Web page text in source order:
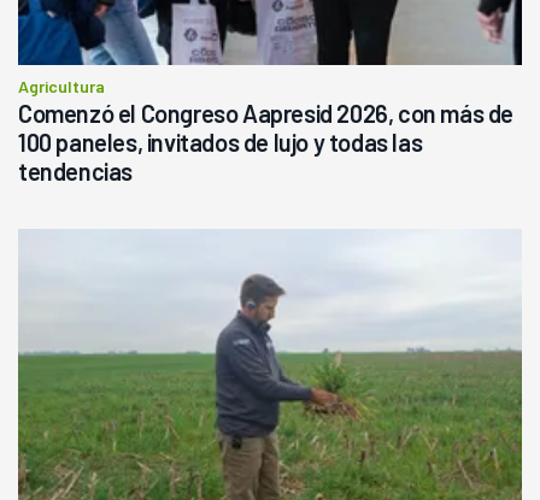
Agricultura
Comenzó el Congreso Aapresid 2026, con más de
100 paneles, invitados de lujo y todas las
tendencias